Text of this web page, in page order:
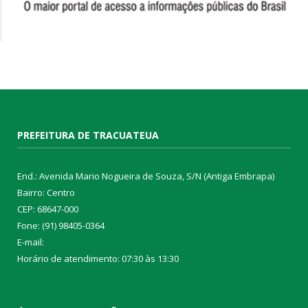
PREFEITURA DE TRACUATEUA
End.: Avenida Mario Nogueira de Souza, S/N (Antiga Embrapa)
Bairro: Centro
CEP: 68647-000
Fone: (91) 98405-0364
E-mail:
Horário de atendimento: 07:30 às 13:30